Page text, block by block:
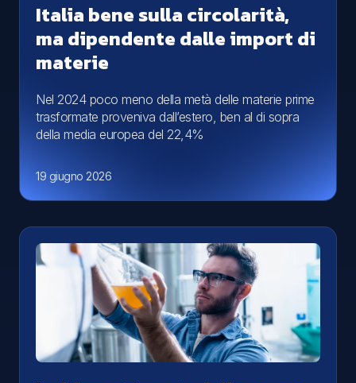
Italia bene sulla circolarità,
ma dipendente dalle import di
materie
Nel 2024 poco meno della metà delle materie prime
trasformate proveniva dall’estero, ben al di sopra
della media europea del 22,4%
19 giugno 2026